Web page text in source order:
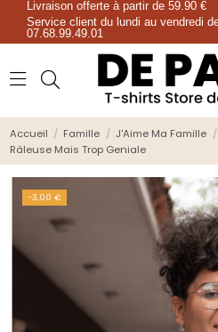
Livraison offerte à partir de 59.90 €
Service client du lundi au vendredi
07.68.99.49.01
Accueil Famille J'Aime Ma Famille
Râleuse Mais Trop Geniale
-3,00 €